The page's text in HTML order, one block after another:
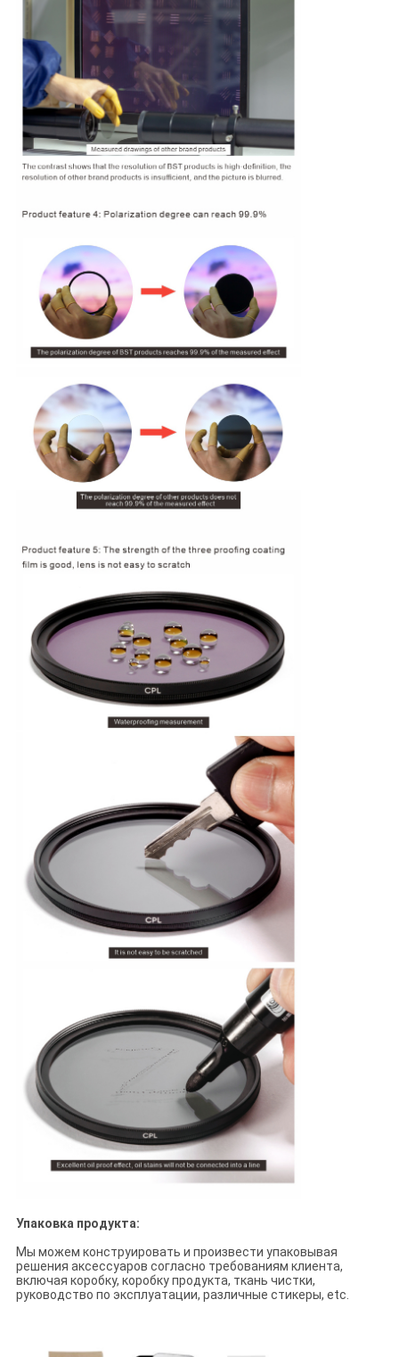
Упаковка продукта:
Мы можем конструировать и произвести упаковывая
решения аксессуаров согласно требованиям клиента,
включая коробку, коробку продукта, ткань чистки,
руководство по эксплуатации, различные стикеры, etc.